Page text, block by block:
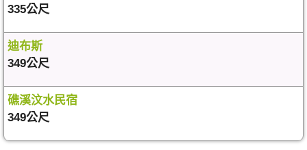
335公尺
迪布斯
349公尺
礁溪汶水民宿
349公尺